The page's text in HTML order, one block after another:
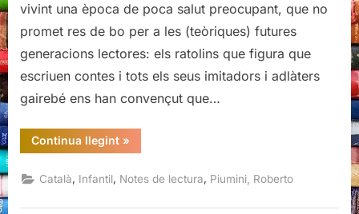
vivint una època de poca salut preocupant, que no
promet res de bo per a les (teòriques) futures
generacions lectores: els ratolins que figura que
escriuen contes i tots els seus imitadors i adlàters
gairebé ens han convençut que…
Continua llegint“En
Mattia
l’avi,
Roberto
»
Català, Infantil, Notes de lectura, Piumini, Roberto